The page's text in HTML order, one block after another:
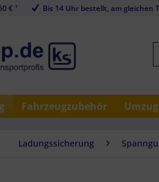
€ ¹ Bis 14 Uhr bestellt, am gleichen
Fahrzeugzubehör
Ladungssicherung